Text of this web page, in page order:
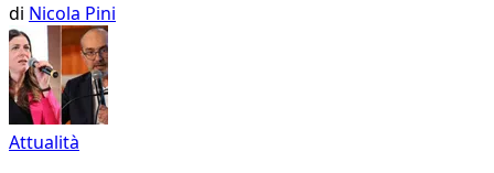
di Nicola Pini
Attualità